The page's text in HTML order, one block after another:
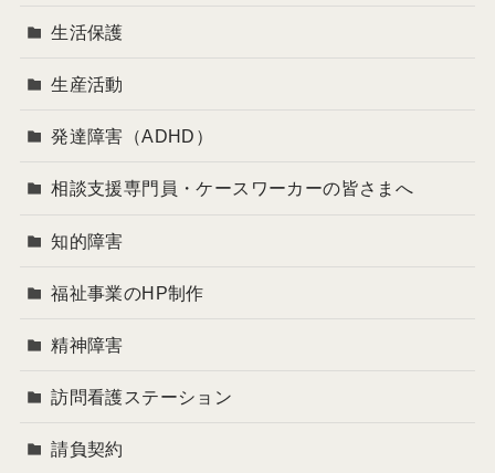
生活保護
生産活動
発達障害（ADHD）
相談支援専門員・ケースワーカーの皆さまへ
知的障害
福祉事業のHP制作
精神障害
訪問看護ステーション
請負契約